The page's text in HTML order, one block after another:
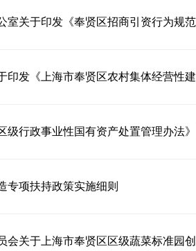
室关于印发《奉贤区招商引资行为规范
印发《上海市奉贤区农村集体经营性
级行政事业性国有资产处置管理办法
专项扶持政策实施细则
会关于上海市奉贤区区级蔬菜标准园